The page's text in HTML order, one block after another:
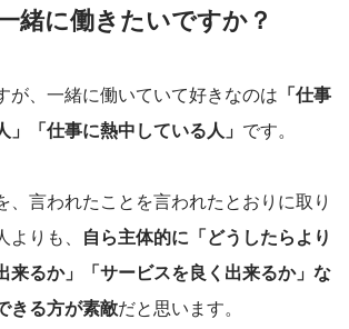
緒に働きたいですか？
が、一緒に働いていて好きなのは 「仕事
」「仕事に熱中している人」 です。
、言われたことを言われたとおりに取り
りも、 自ら主体的に「どうしたらより
来るか」「サービスを良く出来るか」な
きる方が素敵だと思います。